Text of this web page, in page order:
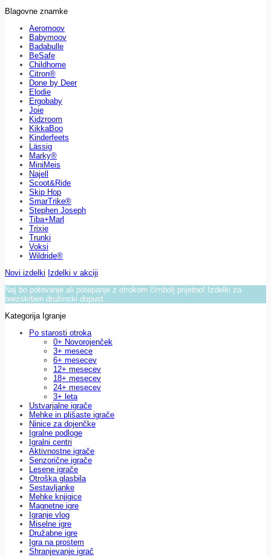
Blagovne znamke
Aeromoov
Babymoov
Badabulle
BeSafe
Childhome
Citron®
Done by Deer
Elodie
Ergobaby
Joie
Kidzroom
KikkaBoo
Kinderfeets
Lässig
Marky®
MiniMeis
Najell
Scoot&Ride
Skip Hop
SmarTrike®
Stephen Joseph
Tiba+Marl
Trixie
Trunki
Voksi
Wildride®
Novi izdelki Izdelki v akciji
Naj bo potovanje ali potepanje z otrokom čimbolj prijetno! Izdelki za
brezskrben družinski dopust.
Kategorija Igranje
Po starosti otroka
0+ Novorojenček
3+ mesece
6+ mesecev
12+ mesecev
18+ mesecev
24+ mesecev
3+ leta
Ustvarjalne igrače
Mehke in plišaste igrače
Ninice za dojenčke
Igralne podloge
Igralni centri
Aktivnostne igrače
Senzorične igrače
Lesene igrače
Otroška glasbila
Sestavljanke
Mehke knjigice
Magnetne igre
Igranje vlog
Miselne igre
Družabne igre
Igra na prostem
Shranjevanje igrač